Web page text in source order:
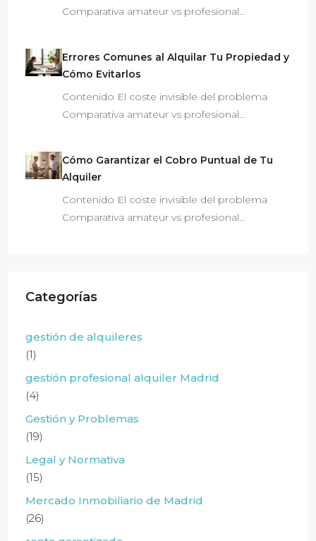
Comparativa amateur vs profesional…
Errores Comunes al Alquilar Tu Propiedad y
Cómo Evitarlos
Contenido El coste invisible del problema
Comparativa amateur vs profesional…
Cómo Garantizar el Cobro Puntual de Tu
Alquiler
Contenido El coste invisible del problema
Comparativa amateur vs profesional…
Categorías
gestión de alquileres
(1)
gestión profesional alquiler Madrid
(4)
Gestión y Problemas
(19)
Legal y Normativa
(15)
Mercado Inmobiliario de Madrid
(26)